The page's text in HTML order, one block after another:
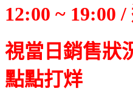
12:00 ~ 19:00
視當日銷售狀
點點打烊